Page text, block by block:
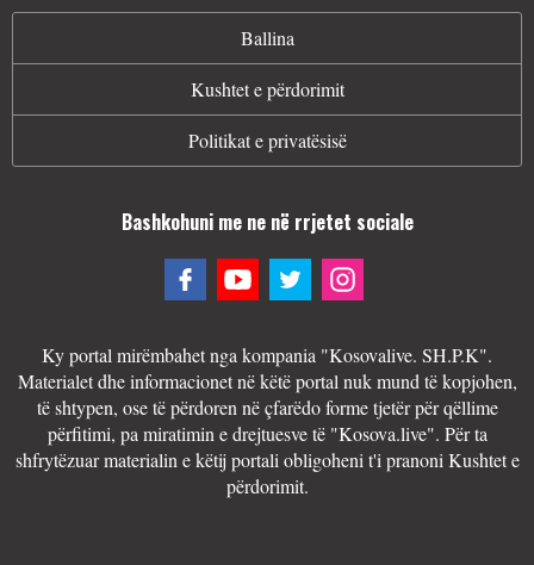
Ballina
Kushtet e përdorimit
Politikat e privatësisë
Bashkohuni me ne në rrjetet sociale
Ky portal mirëmbahet nga kompania "Kosovalive. SH.P.K".
Materialet dhe informacionet në këtë portal nuk mund të kopjohen,
të shtypen, ose të përdoren në çfarëdo forme tjetër për qëllime
përfitimi, pa miratimin e drejtuesve të "Kosova.live". Për ta
shfrytëzuar materialin e këtij portali obligoheni t'i pranoni Kushtet e
përdorimit.